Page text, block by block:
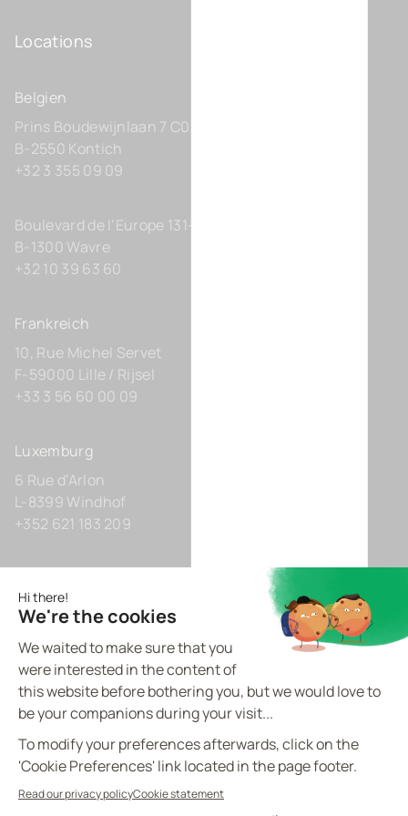
Locations
Belgien
Prins Boudewijnlaan 7 C0201
B-2550 Kontich
+32 3 355 09 09
Boulevard de l’Europe 131-D21
B-1300 Wavre
+32 10 39 63 60
Frankreich
10, Rue Michel Servet
F-59000 Lille / Rijsel
+33 3 56 60 00 09
Luxemburg
6 Rue d’Arlon
L-8399 Windhof
+352 621 183 209
Zollhof 8
D-40221 Düsseldorf
+49 211 9425160 0
BVI.EU - ©2026All rights reserved
Made byproptell
Datenschutz-Bestimmungen
Cookie-Richtlinie